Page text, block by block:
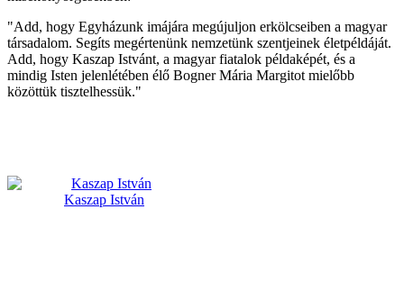
"Add, hogy Egyházunk imájára megújuljon erkölcseiben a magyar
társadalom. Segíts megértenünk nemzetünk szentjeinek életpéldáját.
Add, hogy Kaszap Istvánt, a magyar fiatalok példaképét, és a
mindig Isten jelenlétében élő Bogner Mária Margitot mielőbb
közöttük tisztelhessük."
Kaszap István